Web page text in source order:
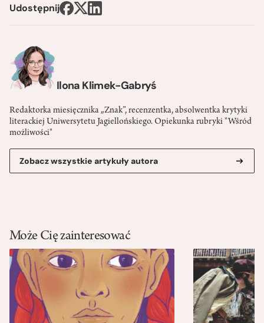
Ilona Klimek-Gabryś
Redaktorka miesięcznika „Znak”, recenzentka, absolwentka krytyki
literackiej Uniwersytetu Jagiellońskiego. Opiekunka rubryki "Wśród
możliwości"
Zobacz wszystkie artykuły autora
Udostępnij
Może Cię zainteresować